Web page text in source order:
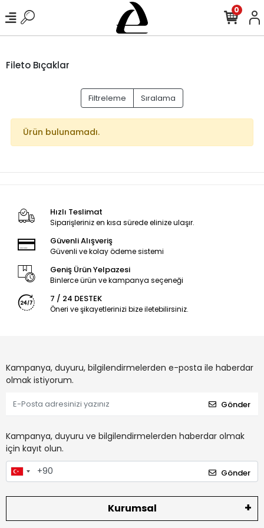
0
Fileto Bıçaklar
Filtreleme Sıralama
Ürün bulunamadı.
Hızlı Teslimat
Siparişleriniz en kısa sürede elinize ulaşır.
Güvenli Alışveriş
Güvenli ve kolay ödeme sistemi
Geniş Ürün Yelpazesi
Binlerce ürün ve kampanya seçeneği
7 / 24 DESTEK
Öneri ve şikayetlerinizi bize iletebilirsiniz.
Kampanya, duyuru, bilgilendirmelerden e-posta ile haberdar
olmak istiyorum.
Gönder
Kampanya, duyuru ve bilgilendirmelerden haberdar olmak
için kayıt olun.
Gönder
Kurumsal